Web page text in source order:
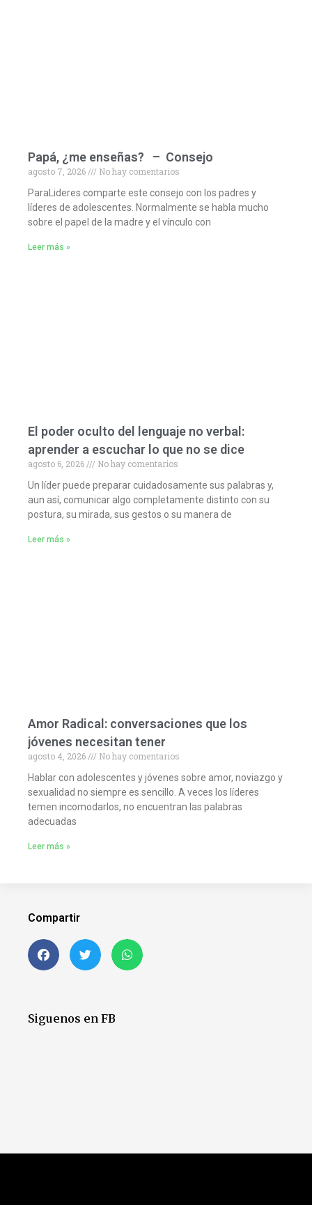
Papá, ¿me enseñas? – Consejo
agosto 7, 2026
No hay comentarios
ParaLideres comparte este consejo con los padres y
líderes de adolescentes. Normalmente se habla mucho
sobre el papel de la madre y el vínculo con
Leer más »
El poder oculto del lenguaje no verbal:
aprender a escuchar lo que no se dice
agosto 6, 2026
No hay comentarios
Un líder puede preparar cuidadosamente sus palabras y,
aun así, comunicar algo completamente distinto con su
postura, su mirada, sus gestos o su manera de
Leer más »
Amor Radical: conversaciones que los
jóvenes necesitan tener
agosto 4, 2026
No hay comentarios
Hablar con adolescentes y jóvenes sobre amor, noviazgo y
sexualidad no siempre es sencillo. A veces los líderes
temen incomodarlos, no encuentran las palabras
adecuadas
Leer más »
Compartir
Siguenos en FB